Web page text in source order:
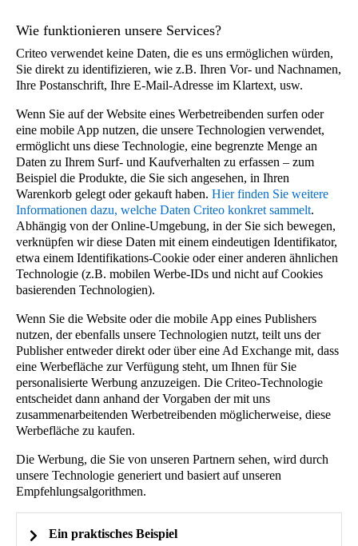
Wie funktionieren unsere Services?
Criteo verwendet keine Daten, die es uns ermöglichen würden,
Sie direkt zu identifizieren, wie z.B. Ihren Vor- und Nachnamen,
Ihre Postanschrift, Ihre E-Mail-Adresse im Klartext, usw.
Wenn Sie auf der Website eines Werbetreibenden surfen oder
eine mobile App nutzen, die unsere Technologien verwendet,
ermöglicht uns diese Technologie, eine begrenzte Menge an
Daten zu Ihrem Surf- und Kaufverhalten zu erfassen – zum
Beispiel die Produkte, die Sie sich angesehen, in Ihren
Warenkorb gelegt oder gekauft haben. Hier finden Sie weitere
Informationen dazu, welche Daten Criteo konkret sammelt.
Abhängig von der Online-Umgebung, in der Sie sich bewegen,
verknüpfen wir diese Daten mit einem eindeutigen Identifikator,
etwa einem Identifikations-Cookie oder einer anderen ähnlichen
Technologie (z.B. mobilen Werbe-IDs und nicht auf Cookies
basierenden Technologien).
Wenn Sie die Website oder die mobile App eines Publishers
nutzen, der ebenfalls unsere Technologien nutzt, teilt uns der
Publisher entweder direkt oder über eine Ad Exchange mit, dass
eine Werbefläche zur Verfügung steht, um Ihnen für Sie
personalisierte Werbung anzuzeigen. Die Criteo-Technologie
entscheidet dann anhand der Vorgaben der mit uns
zusammenarbeitenden Werbetreibenden möglicherweise, diese
Werbefläche zu kaufen.
Die Werbung, die Sie von unseren Partnern sehen, wird durch
unsere Technologie generiert und basiert auf unseren
Empfehlungsalgorithmen.
Ein praktisches Beispiel